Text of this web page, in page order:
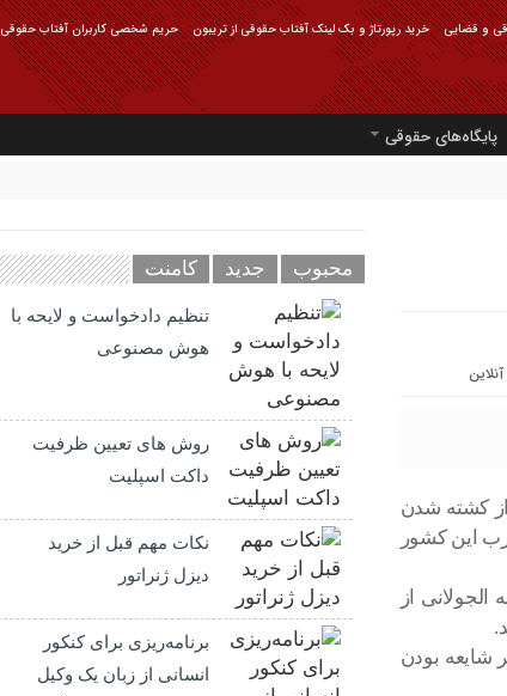
حریم شخصی کاربران آفتاب حقوقی خرید رپورتاژ و بک لینک آفتاب حقوقی از تریبون و قضایی
پایگاه‌های حقوقی
از کشته شدن
این کشور
از
شایعه بودن
محبوب جدید کامنت
تنظیم دادخواست و لایحه با
هوش مصنوعی
روش های تعیین ظرفیت
داکت اسپلیت
نکات مهم قبل از خرید
دیزل ژنراتور
برنامه‌ریزی برای کنکور
انسانی از زبان یک وکیل